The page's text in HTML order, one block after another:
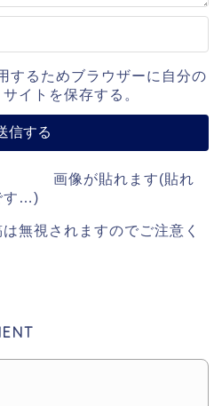
するためブラウザーに自分の
イトを保存する。
画像が貼れます(貼れ
す…)
無視されますのでご注意く